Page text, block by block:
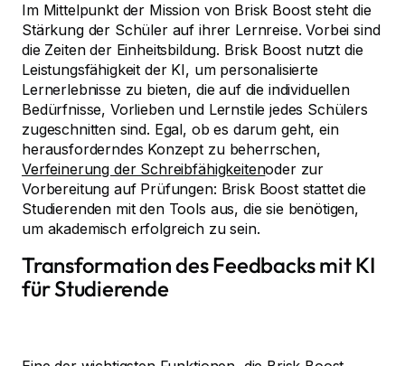
Im Mittelpunkt der Mission von Brisk Boost steht die
Stärkung der Schüler auf ihrer Lernreise. Vorbei sind
die Zeiten der Einheitsbildung. Brisk Boost nutzt die
Leistungsfähigkeit der KI, um personalisierte
Lernerlebnisse zu bieten, die auf die individuellen
Bedürfnisse, Vorlieben und Lernstile jedes Schülers
zugeschnitten sind. Egal, ob es darum geht, ein
herausforderndes Konzept zu beherrschen,
Verfeinerung der Schreibfähigkeitenoder zur
Vorbereitung auf Prüfungen: Brisk Boost stattet die
Studierenden mit den Tools aus, die sie benötigen,
um akademisch erfolgreich zu sein.
Transformation des Feedbacks mit KI
für Studierende